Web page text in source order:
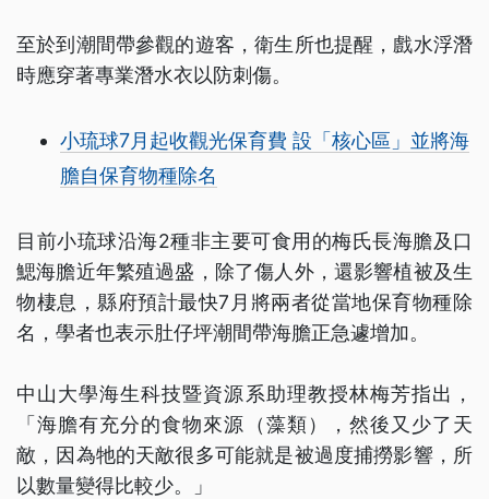
至於到潮間帶參觀的遊客，衛生所也提醒，戲水浮潛
時應穿著專業潛水衣以防刺傷。
小琉球7月起收觀光保育費 設「核心區」並將海
膽自保育物種除名
目前小琉球沿海2種非主要可食用的梅氏長海膽及口
鰓海膽近年繁殖過盛，除了傷人外，還影響植被及生
物棲息，縣府預計最快7月將兩者從當地保育物種除
名，學者也表示肚仔坪潮間帶海膽正急遽增加。
中山大學海生科技暨資源系助理教授林梅芳指出，
「海膽有充分的食物來源（藻類），然後又少了天
敵，因為牠的天敵很多可能就是被過度捕撈影響，所
以數量變得比較少。」